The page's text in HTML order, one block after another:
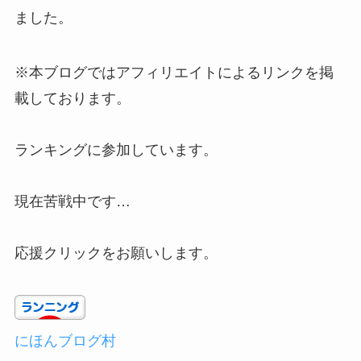
ました。
※本ブログではアフィリエイトによるリンクを掲
載しております。
ランキングに参加しています。
現在苦戦中です…
応援クリックをお願いします。
にほんブログ村